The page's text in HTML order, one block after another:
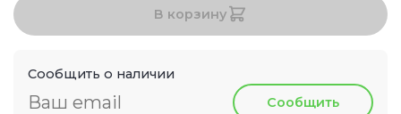
В корзину
Сообщить о наличии
Сообщить